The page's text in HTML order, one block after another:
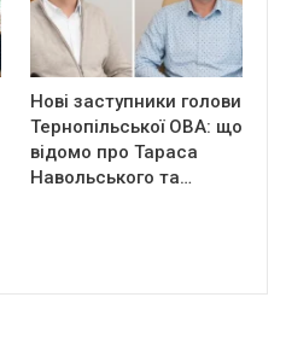
Нові заступники голови
Тернопільської ОВА: що
відомо про Тараса
Навольського та…